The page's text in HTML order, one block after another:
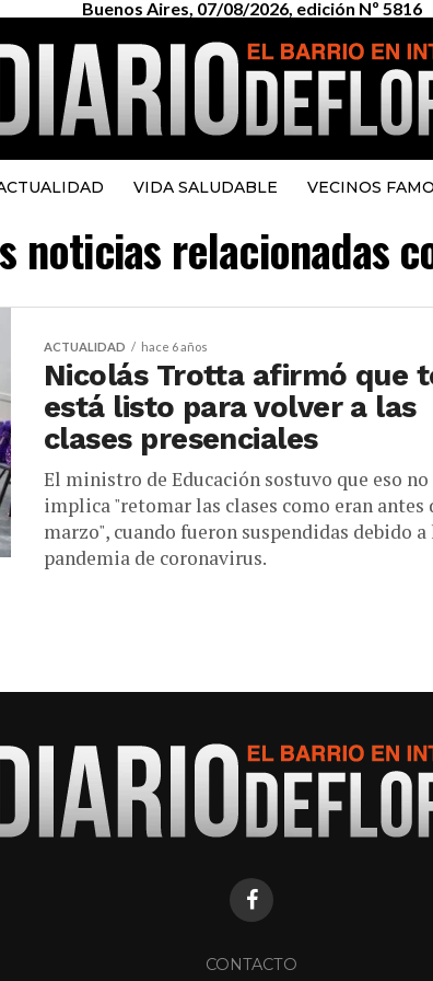
Buenos Aires, 07/08/2026, edición Nº 5816
VIDA SALUDABLE VECINOS
noticias relacionadas
ACTUALIDAD hace 6 años
Nicolás Trotta afirmó que
está listo para volver a las
clases presenciales
El ministro de Educación sostuvo que eso no
implica "retomar las clases como eran antes
marzo", cuando fueron suspendidas debido a
pandemia de coronavirus.
CONTACTO